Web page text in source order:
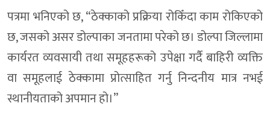
पत्रमा भनिएको छ, “ठेक्काको प्रक्रिया रोकिँदा काम रोकिएको
छ, जसको असर डोल्पाका जनतामा परेको छ। डोल्पा जिल्लामा
कार्यरत व्यवसायी तथा समूहहरूको उपेक्षा गर्दै बाहिरी व्यक्ति
वा समूहलाई ठेक्कामा प्रोत्साहित गर्नु निन्दनीय मात्र नभई
स्थानीयताको अपमान हो।”